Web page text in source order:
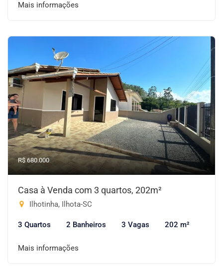
Mais informações
R$ 680.000
Casa à Venda com 3 quartos, 202m²
Ilhotinha, Ilhota-SC
3 Quartos 2 Banheiros 3 Vagas 202 m²
Mais informações